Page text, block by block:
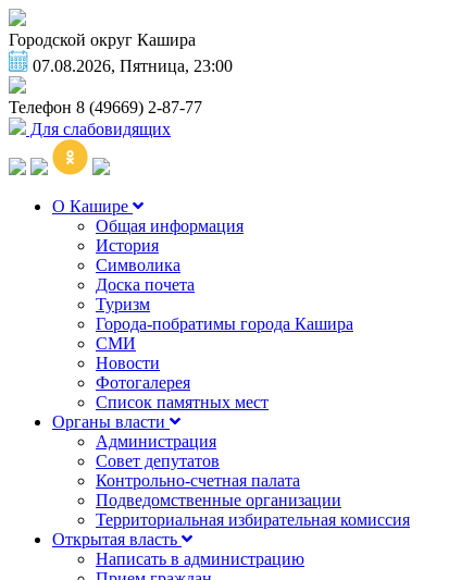
Городской округ Кашира
07.08.2026, Пятница, 23:00
Телефон 8 (49669) 2-87-77
Для слабовидящих
О Кашире
Общая информация
История
Символика
Доска почета
Туризм
Города-побратимы города Кашира
СМИ
Новости
Фотогалерея
Список памятных мест
Органы власти
Администрация
Совет депутатов
Контрольно-счетная палата
Подведомственные организации
Территориальная избирательная комиссия
Открытая власть
Написать в администрацию